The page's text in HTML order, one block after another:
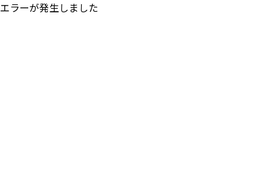
エラーが発生しました